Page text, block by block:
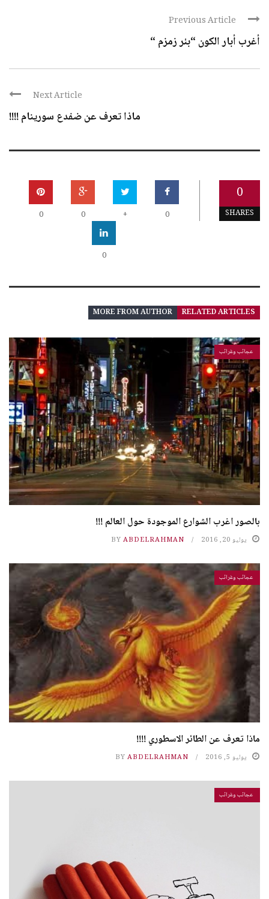
Previous Article
أغرب أبار الكون “بئر زمزم “
Next Article
ماذا تعرف عن ضفدع سورينام !!!!
0
SHARES
0
+
0
0
0
RELATED ARTICLES
MORE FROM AUTHOR
عجائب وغرائب
بالصور اغرب الشوارع الموجودة حول العالم !!!
يوليو 20, 2016 BY ABDELRAHMAN
عجائب وغرائب
ماذا تعرف عن الطائر الاسطوري !!!!
يوليو 5, 2016 BY ABDELRAHMAN
عجائب وغرائب